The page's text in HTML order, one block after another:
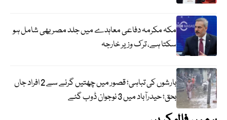
مکہ مکرمہ دفاعی معاہدے میں جلد مصر بھی شامل ہو
سکتا ہے، ترک وزیر خارجہ
بارشوں کی تباہی؛ قصور میں چھتیں گرنے سے 2 افراد جاں
بحق؛ حیدرآباد میں 3 نوجوان ڈوب گئے